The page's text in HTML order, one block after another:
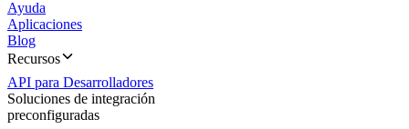
Ayuda
Aplicaciones
Blog
Recursos
API para Desarrolladores
Soluciones de integración
preconfiguradas